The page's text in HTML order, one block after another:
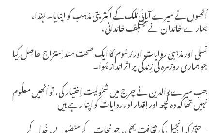
اُنھوں نے میرے آبائی مُلک کے اکثریتی مذہب کو اپنایا۔ لہٰذا،
ہمارے خاندان نے مُختلِف خاندانی،
نسلی اور مذہبی روایات اور رُسُوم کا ایک صحت مند اِمتزاج حاصِل کِیا
جو ہماری روزمرہ کی زِندگی پر اثر انداز ہُوا۔
جب میرے والدین نے چرچ میں شمُولیت اِختیار کی، تو اُنھیں معلُوم
نہیں تھا کہ وہ کُچھ اور اِقدار اور روایات کو اپنا رہے ہیں
—حتیٰ کہ اِنجِیل کی ثقافت بھی، جو نجات کے منصُوبے، خُدا کے